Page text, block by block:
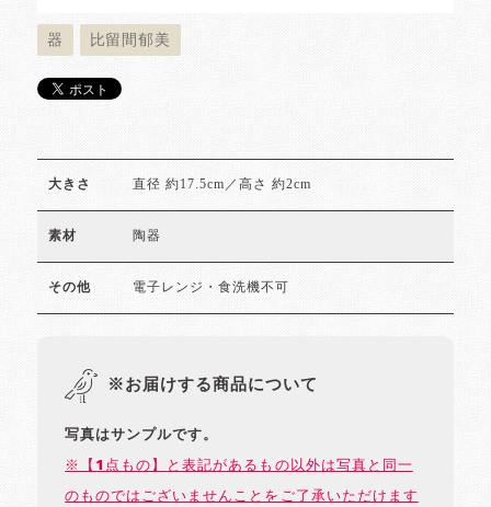
器 比留間郁美
大きさ 直径 約17.5cm／高さ 約2cm
素材 陶器
その他 電子レンジ・食洗機不可
※お届けする商品について
写真はサンプルです。
※【1点もの】と表記があるもの以外は写真と同一
のものではございませんことをご了承いただけます